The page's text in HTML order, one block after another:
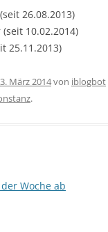
26.08.2013)
10.02.2014)
25.11.2013)
3. März 2014von iblogbot
.
Woche ab